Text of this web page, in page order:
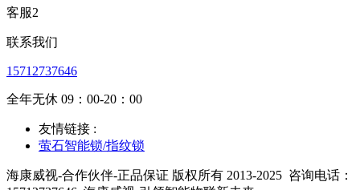
客服2
联系我们
15712737646
全年无休 09：00-20：00
友情链接 :
萤石智能锁/指纹锁
海康威视-合作伙伴-正品保证 版权所有 2013-2025 咨询电话：